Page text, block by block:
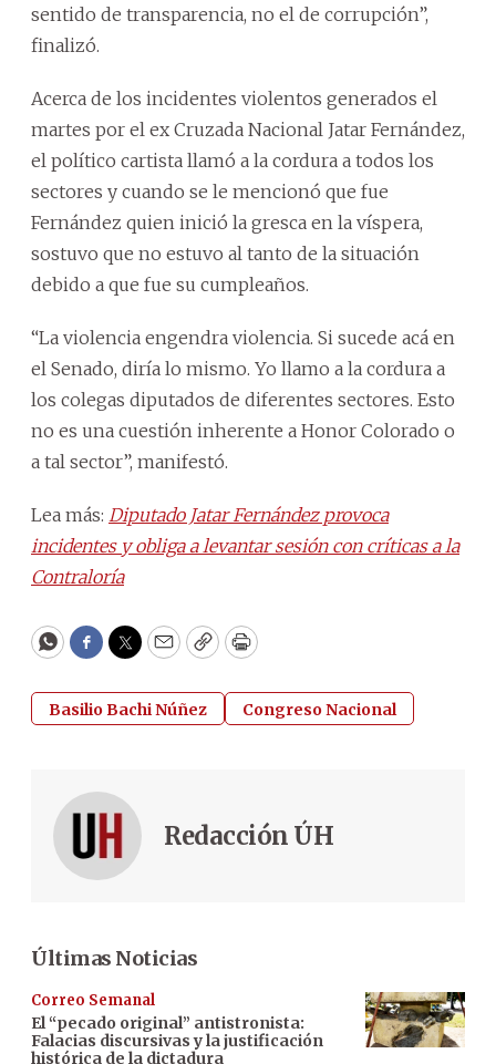
sentido de transparencia, no el de corrupción”,
finalizó.
Acerca de los incidentes violentos generados el
martes por el ex Cruzada Nacional Jatar Fernández,
el político cartista llamó a la cordura a todos los
sectores y cuando se le mencionó que fue
Fernández quien inició la gresca en la víspera,
sostuvo que no estuvo al tanto de la situación
debido a que fue su cumpleaños.
“La violencia engendra violencia. Si sucede acá en
el Senado, diría lo mismo. Yo llamo a la cordura a
los colegas diputados de diferentes sectores. Esto
no es una cuestión inherente a Honor Colorado o
a tal sector”, manifestó.
Lea más: Diputado Jatar Fernández provoca
incidentes y obliga a levantar sesión con críticas a la
Contraloría
WhatsApp
Facebook
Twitter
EmailCopyPrint
Basilio Bachi Núñez Congreso Nacional
Redacción ÚH
Últimas Noticias
Correo Semanal
El “pecado original” antistronista:
Falacias discursivas y la justificación
histórica de la dictadura